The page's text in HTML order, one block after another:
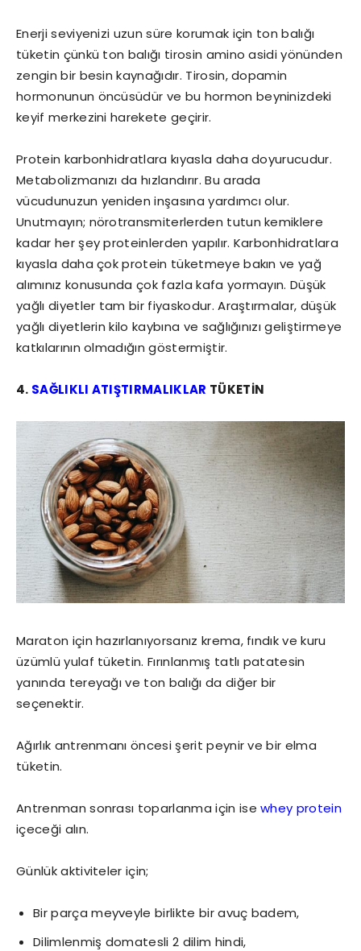
Enerji seviyenizi uzun süre korumak için ton balığı
tüketin çünkü ton balığı tirosin amino asidi yönünden
zengin bir besin kaynağıdır. Tirosin, dopamin
hormonunun öncüsüdür ve bu hormon beyninizdeki
keyif merkezini harekete geçirir.
Protein karbonhidratlara kıyasla daha doyurucudur.
Metabolizmanızı da hızlandırır. Bu arada
vücudunuzun yeniden inşasına yardımcı olur.
Unutmayın; nörotransmiterlerden tutun kemiklere
kadar her şey proteinlerden yapılır. Karbonhidratlara
kıyasla daha çok protein tüketmeye bakın ve yağ
alımınız konusunda çok fazla kafa yormayın. Düşük
yağlı diyetler tam bir fiyaskodur. Araştırmalar, düşük
yağlı diyetlerin kilo kaybına ve sağlığınızı geliştirmeye
katkılarının olmadığın göstermiştir.
4. SAĞLIKLI ATIŞTIRMALIKLAR TÜKETİN
Maraton için hazırlanıyorsanız krema, fındık ve kuru
üzümlü yulaf tüketin. Fırınlanmış tatlı patatesin
yanında tereyağı ve ton balığı da diğer bir
seçenektir.
Ağırlık antrenmanı öncesi şerit peynir ve bir elma
tüketin.
Antrenman sonrası toparlanma için isewhey protein
içeceği alın.
Günlük aktiviteler için;
Bir parça meyveyle birlikte bir avuç badem,
Dilimlenmiş domatesli 2 dilim hindi,